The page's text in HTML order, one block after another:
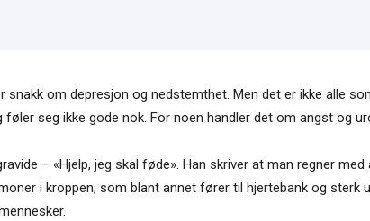
om depresjon og nedstemthet. Men det er ikke alle
seg ikke gode nok. For noen handler det om angst og
– «Hjelp, jeg skal føde». Han skriver at man regner med
i kroppen, som blant annet fører til hjertebank og sterk